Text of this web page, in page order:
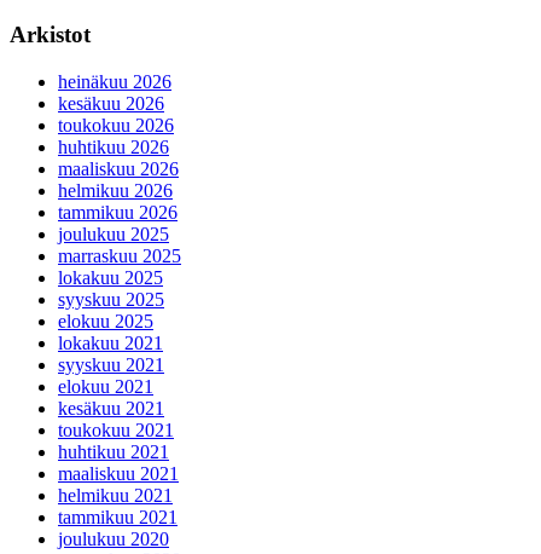
Arkistot
heinäkuu 2026
kesäkuu 2026
toukokuu 2026
huhtikuu 2026
maaliskuu 2026
helmikuu 2026
tammikuu 2026
joulukuu 2025
marraskuu 2025
lokakuu 2025
syyskuu 2025
elokuu 2025
lokakuu 2021
syyskuu 2021
elokuu 2021
kesäkuu 2021
toukokuu 2021
huhtikuu 2021
maaliskuu 2021
helmikuu 2021
tammikuu 2021
joulukuu 2020